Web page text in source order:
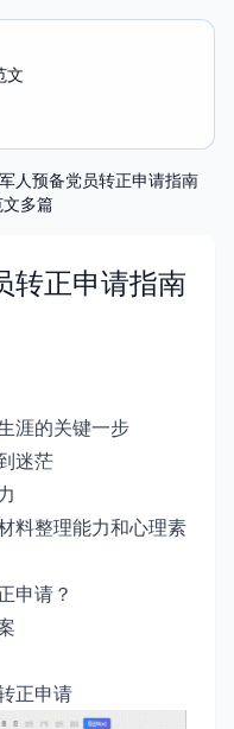
文
人预备党员转正申请指南
多篇
转正申请指南
涯的关键一步
迷茫
料整理能力和心理素
申请？
正申请